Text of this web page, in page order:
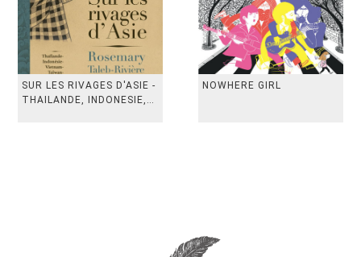
SUR LES RIVAGES D'ASIE -
THAILANDE, INDONESIE,
NOWHERE GIRL